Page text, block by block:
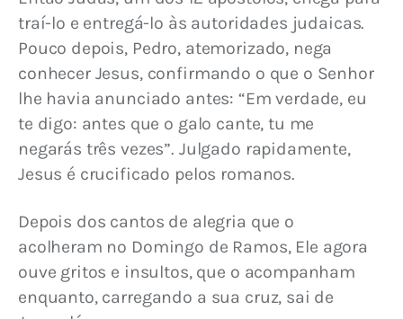
traí-lo e entregá-lo às autoridades judaicas.
Pouco depois, Pedro, atemorizado, nega
conhecer Jesus, confirmando o que o Senhor
lhe havia anunciado antes: “Em verdade, eu
te digo: antes que o galo cante, tu me
negarás três vezes”. Julgado rapidamente,
Jesus é crucificado pelos romanos.
Depois dos cantos de alegria que o
acolheram no Domingo de Ramos, Ele agora
ouve gritos e insultos, que o acompanham
enquanto, carregando a sua cruz, sai de